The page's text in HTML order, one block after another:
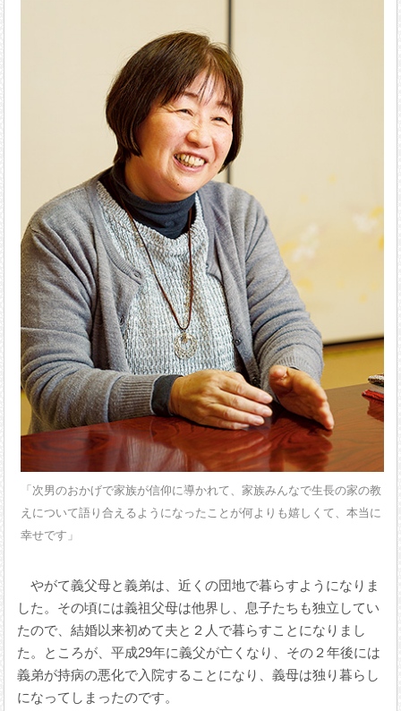
「次男のおかげで家族が信仰に導かれて、家族みんなで生長の家の教
えについて語り合えるようになったことが何よりも嬉しくて、本当に
幸せです」
やがて義父母と義弟は、近くの団地で暮らすようになりま
した。その頃には義祖父母は他界し、息子たちも独立してい
たので、結婚以来初めて夫と２人で暮らすことになりまし
た。ところが、平成29年に義父が亡くなり、その２年後には
義弟が持病の悪化で入院することになり、義母は独り暮らし
になってしまったのです。